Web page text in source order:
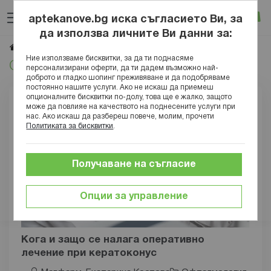
към
съдържанието
Вход
Офталмология
Кога и защо се налага оперативно
лечение при кератоконус
aptekanove.bg иска съгласието Ви, за
да използва личните Ви данни за:
Ние използваме бисквитки, за да ти поднасяме
персонализирани оферти, да ти дадем възможно най-
доброто и гладко шопинг преживяване и да подобряваме
постоянно нашите услуги. Ако не искаш да приемеш
опционалните бисквитки по-долу, това ще е жалко, защото
може да повлияе на качеството на поднесените услуги при
нас. Ако искаш да разбереш повече, молим, прочети
Политиката за бисквитки
Опции за управление
Получаване на съгласие